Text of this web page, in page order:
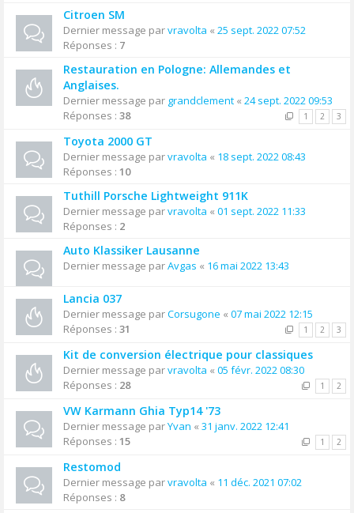
Citroen SM
Dernier message parvravolta « 25 sept. 2022 07:52
Réponses : 7
Restauration en Pologne: Allemandes et
Anglaises.
Dernier message par grandclement « 24 sept. 2022 09:53
Réponses : 38 1 2 3
Toyota 2000 GT
Dernier message parvravolta « 18 sept. 2022 08:43
Réponses : 10
Tuthill Porsche Lightweight 911K
Dernier message parvravolta « 01 sept. 2022 11:33
Réponses : 2
Auto Klassiker Lausanne
Dernier message parAvgas « 16 mai 2022 13:43
Lancia 037
Dernier message parCorsugone « 07 mai 2022 12:15
Réponses : 31 1 2 3
Kit de conversion électrique pour classiques
Dernier message parvravolta « 05 févr. 2022 08:30
Réponses : 28 1 2
VW Karmann Ghia Typ14 '73
Dernier message parYvan « 31 janv. 2022 12:41
Réponses : 15 1 2
Restomod
Dernier message parvravolta « 11 déc. 2021 07:02
Réponses : 8